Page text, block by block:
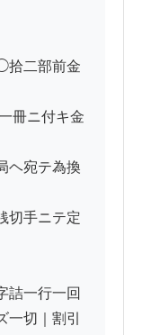
拾二部前金
冊ニ付キ金
宛テ為換
手ニテ定
詰一行一回
切｜割引